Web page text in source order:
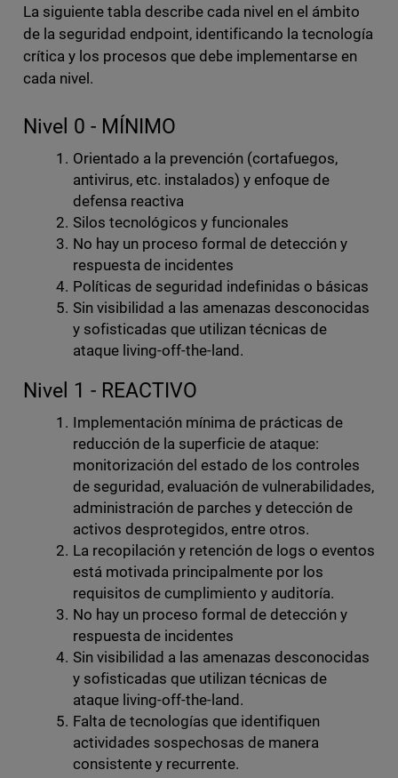
La siguiente tabla describe cada nivel en el ámbito
de la seguridad endpoint, identificando la tecnología
crítica y los procesos que debe implementarse en
cada nivel.
Nivel 0 - MÍNIMO
Orientado a la prevención (cortafuegos,
antivirus, etc. instalados) y enfoque de
defensa reactiva
Silos tecnológicos y funcionales
No hay un proceso formal de detección y
respuesta de incidentes
Políticas de seguridad indefinidas o básicas
Sin visibilidad a las amenazas desconocidas
y sofisticadas que utilizan técnicas de
ataque living-off-the-land.
Nivel 1 - REACTIVO
Implementación mínima de prácticas de
reducción de la superficie de ataque:
monitorización del estado de los controles
de seguridad, evaluación de vulnerabilidades,
administración de parches y detección de
activos desprotegidos, entre otros.
La recopilación y retención de logs o eventos
está motivada principalmente por los
requisitos de cumplimiento y auditoría.
No hay un proceso formal de detección y
respuesta de incidentes
Sin visibilidad a las amenazas desconocidas
y sofisticadas que utilizan técnicas de
ataque living-off-the-land.
Falta de tecnologías que identifiquen
actividades sospechosas de manera
consistente y recurrente.